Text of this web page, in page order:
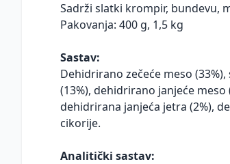
Sadrži slatki krompir, bundevu,
Pakovanja: 400 g, 1,5 kg
Sastav:
Dehidrirano zečeće meso
(13%), dehidrirano janjeće
dehidrirana janjeća jetra (2%),
cikorije.
Analitički sastav: